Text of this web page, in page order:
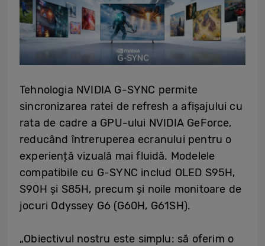
Tehnologia NVIDIA G-SYNC permite
sincronizarea ratei de refresh a afișajului cu
rata de cadre a GPU-ului NVIDIA GeForce,
reducând întreruperea ecranului pentru o
experiență vizuală mai fluidă. Modelele
compatibile cu G-SYNC includ OLED S95H,
S90H și S85H, precum și noile monitoare de
jocuri Odyssey G6 (G60H, G61SH).
„Obiectivul nostru este simplu: să oferim o